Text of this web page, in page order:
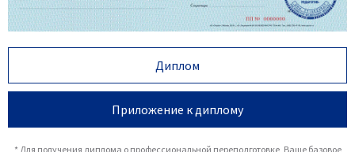
Диплом
Приложение к диплому
* Для получения диплома о профессиональной переподготовке, Ваше базовое